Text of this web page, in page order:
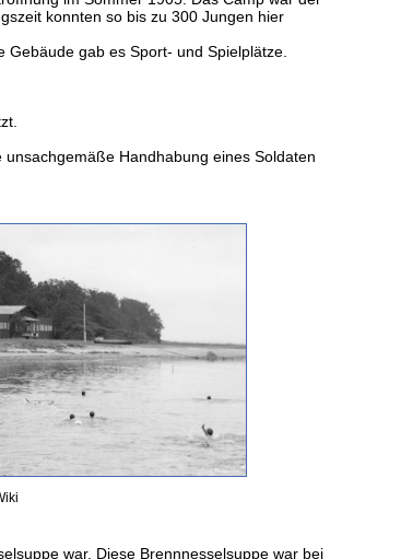
konnten so bis zu 300 Jungen hier
gab es Sport- und Spielplätze.
Handhabung eines Soldaten
war. Diese Brennnesselsuppe war bei